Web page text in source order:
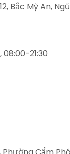
Bắc Mỹ An,
21:30